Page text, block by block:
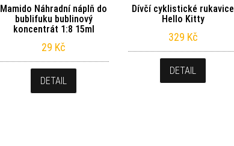
Mamido Náhradní náplň do
bublifuku bublinový
koncentrát 1:8 15ml
29 Kč
DETAIL
Dívčí cyklistické rukavice
Hello Kitty
329 Kč
DETAIL